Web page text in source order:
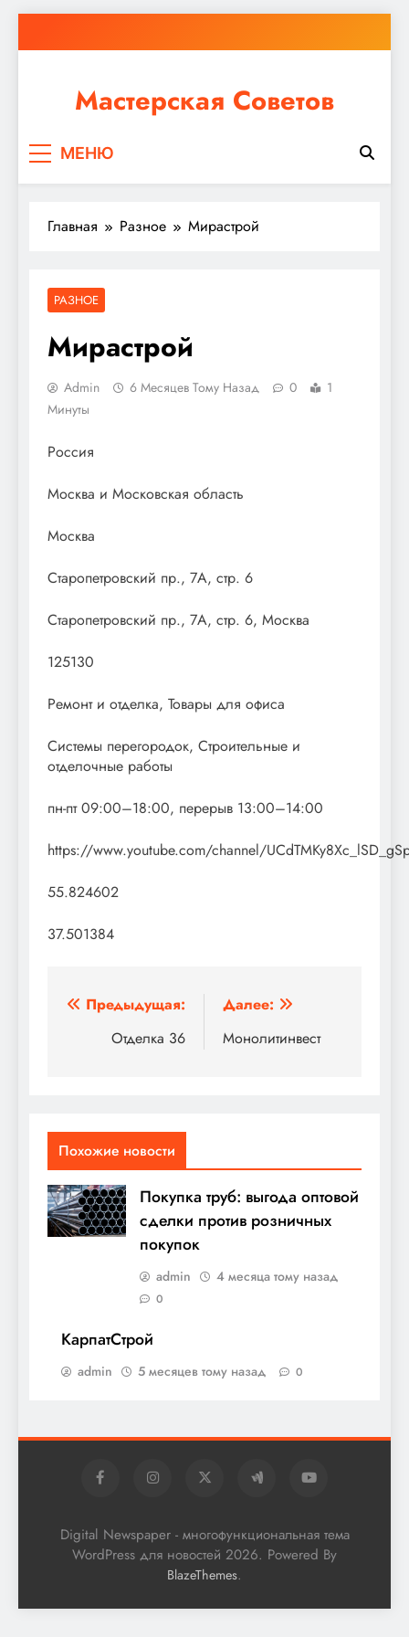
к
Мастерская Советов
ремонт или крупное строительство, в Мастерской
МЕНЮ
Главная Разное Мирастрой
РАЗНОЕ
Мирастрой
Admin 6 Месяцев Тому Назад 0
1
Минуты
Россия
Москва и Московская область
Москва
Старопетровский пр., 7А, стр. 6
Старопетровский пр., 7А, стр. 6, Москва
125130
Ремонт и отделка, Товары для офиса
Системы перегородок, Строительные и
отделочные работы
пн-пт 09:00–18:00, перерыв 13:00–14:00
https://www.youtube.com/channel/
55.824602
37.501384
Навигация
Предыдущая:
Отделка 36
Далее:
Монолитинвест
Похожие новости
Покупка труб: выгода оптовой
сделки против розничных
покупок
admin 4 месяца тому назад
0
КарпатСтрой
admin 5 месяцев тому назад 0
Digital Newspaper - многофункциональная тема
WordPress для новостей 2026. Powered By
BlazeThemes.